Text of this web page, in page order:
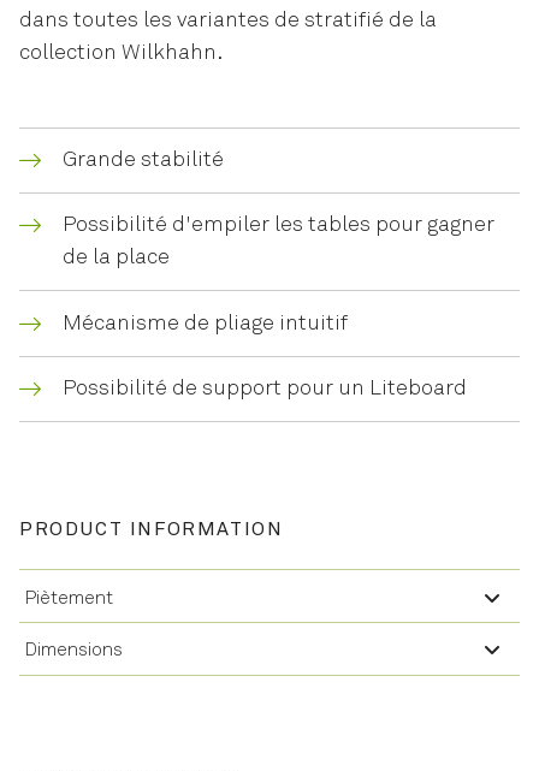
dans toutes les variantes de stratifié de la
collection Wilkhahn.
Grande stabilité
Possibilité d'empiler les tables pour gagner
de la place
Mécanisme de pliage intuitif
Possibilité de support pour un Liteboard
PRODUCT INFORMATION
Piètement
Dimensions